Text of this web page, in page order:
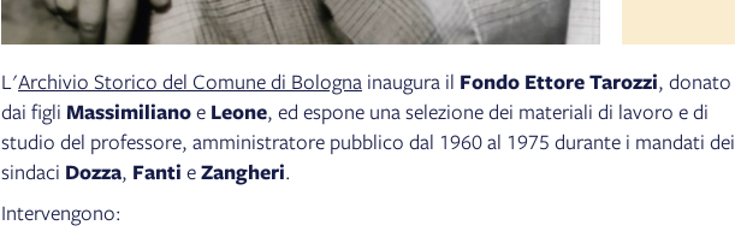
L'Archivio Storico del Comune di Bologna inaugura il Fondo Ettore Tarozzi, donato
dai figli Massimilianoe Leone, ed espone una selezione dei materiali di lavoro e di
studio del professore, amministratore pubblico dal 1960 al 1975 durante i mandati dei
sindaci Dozza, Fanti eZangheri.
Intervengono: